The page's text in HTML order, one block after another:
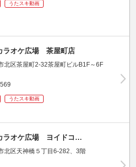
うたスキ動画
ラオケ広場 茶屋町店
北区茶屋町2-32茶屋町ビルB1F～6F
うたスキ動画
ラオケ広場 ヨイドコ…
北区天神橋５丁目6-282、3階